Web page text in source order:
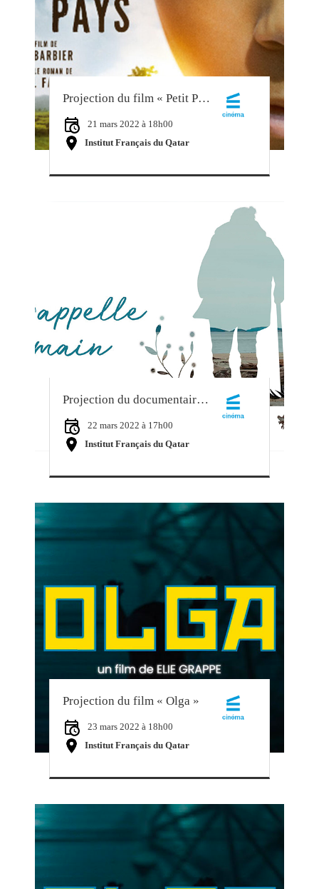
Projection du film « Petit Pays »
21 mars 2022 à 18h00
Institut Français du Qatar
Projection du documentaire « Je m’appelle humain »
22 mars 2022 à 17h00
Institut Français du Qatar
Projection du film « Olga »
23 mars 2022 à 18h00
Institut Français du Qatar